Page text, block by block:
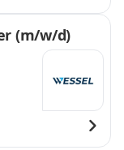
6(m/w/d)